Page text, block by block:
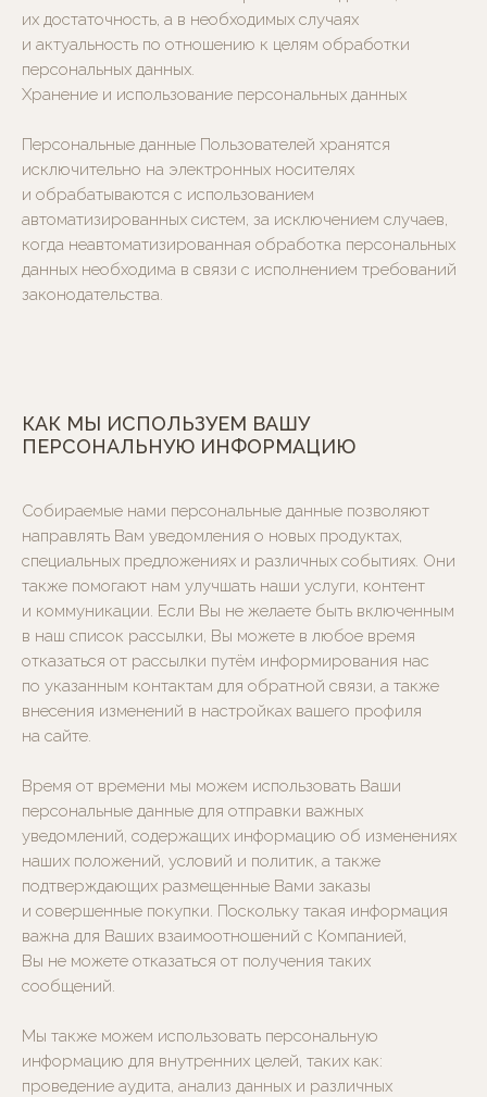
их достаточность, а в необходимых случаях
и актуальность по отношению к целям обработки
персональных данных.
Хранение и использование персональных данных
Персональные данные Пользователей хранятся
исключительно на электронных носителях
и обрабатываются с использованием
автоматизированных систем, за исключением случаев,
когда неавтоматизированная обработка персональных
данных необходима в связи с исполнением требований
законодательства.
КАК МЫ ИСПОЛЬЗУЕМ ВАШУ
ПЕРСОНАЛЬНУЮ ИНФОРМАЦИЮ
Собираемые нами персональные данные позволяют
направлять Вам уведомления о новых продуктах,
специальных предложениях и различных событиях. Они
также помогают нам улучшать наши услуги, контент
и коммуникации. Если Вы не желаете быть включенным
в наш список рассылки, Вы можете в любое время
отказаться от рассылки путём информирования нас
по указанным контактам для обратной связи, а также
внесения изменений в настройках вашего профиля
на сайте.
Время от времени мы можем использовать Ваши
персональные данные для отправки важных
уведомлений, содержащих информацию об изменениях
наших положений, условий и политик, а также
подтверждающих размещенные Вами заказы
и совершенные покупки. Поскольку такая информация
важна для Ваших взаимоотношений с Компанией,
Вы не можете отказаться от получения таких
сообщений.
Мы также можем использовать персональную
информацию для внутренних целей, таких как:
проведение аудита, анализ данных и различных